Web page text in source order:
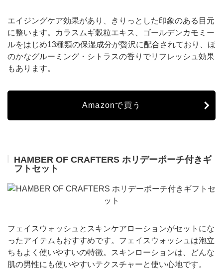
エイジングケア効果があり、きりっとした印象のある目元
に整います。カラスムギ穀粒エキス、ゴールデンカモミー
ルをはじめ13種類の保湿成分が贅沢に配合されており、ほ
のかなグルーミング・シトラスの香りでリフレッシュ効果
もあります。
Amazonで買う
HAMBER OF CRAFTERS ホリデーポーチ付きギ
フトセット
フェイスウォッシュとスキンケアローションがセットにな
ったアイテムもおすすめです。フェイスウォッシュは泡立
ちもよく使いやすいの特徴。スキンローションは、どんな
肌の男性にも使いやすいテクスチャーと使い心地です。